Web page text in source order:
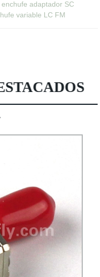
adaptador SC
variable LC FM